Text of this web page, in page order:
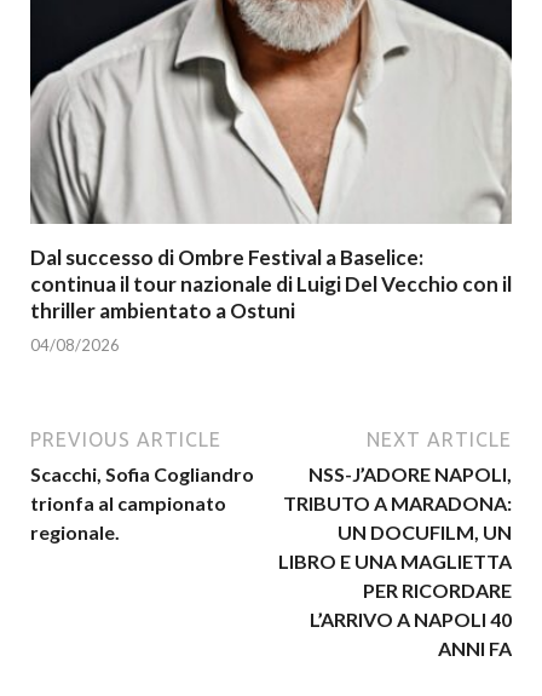
Dal successo di Ombre Festival a Baselice:
continua il tour nazionale di Luigi Del Vecchio con il
thriller ambientato a Ostuni
04/08/2026
PREVIOUS ARTICLE
Scacchi, Sofia Cogliandro
trionfa al campionato
regionale.
NEXT ARTICLE
NSS-J’ADORE NAPOLI,
TRIBUTO A MARADONA:
UN DOCUFILM, UN
LIBRO E UNA MAGLIETTA
PER RICORDARE
L’ARRIVO A NAPOLI 40
ANNI FA